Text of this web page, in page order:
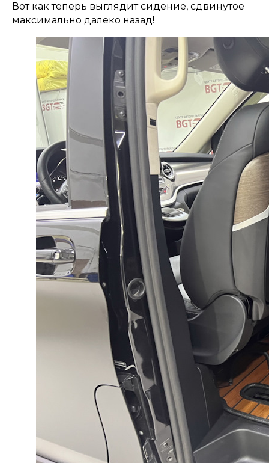
Вот как теперь выглядит сидение, сдвинутое
максимально далеко назад!